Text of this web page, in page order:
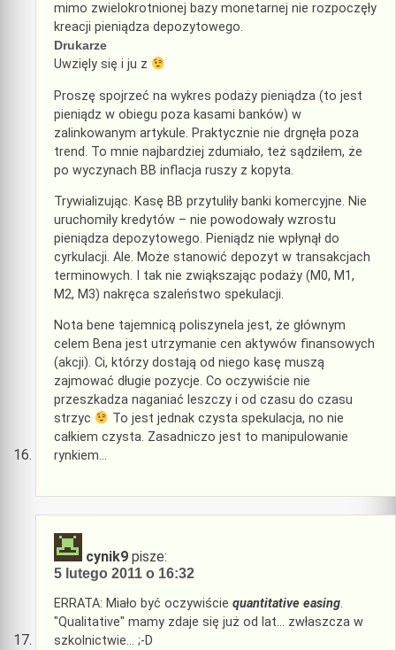
mimo zwielokrotnionej bazy monetarnej nie rozpoczęły
kreacji pieniądza depozytowego.
Drukarze
Uwzięly się i ju z
Proszę spojrzeć na wykres podaży pieniądza (to jest
pieniądz w obiegu poza kasami banków) w
zalinkowanym artykule. Praktycznie nie drgnęła poza
trend. To mnie najbardziej zdumiało, też sądziłem, że
po wyczynach BB inflacja ruszy z kopyta.
Trywializując. Kasę BB przytuliły banki komercyjne. Nie
uruchomiły kredytów – nie powodowały wzrostu
pieniądza depozytowego. Pieniądz nie wpłynął do
cyrkulacji. Ale. Może stanowić depozyt w transakcjach
terminowych. I tak nie zwiąkszając podaży (M0, M1,
M2, M3) nakręca szaleństwo spekulacji.
Nota bene tajemnicą poliszynela jest, że głównym
celem Bena jest utrzymanie cen aktywów finansowych
(akcji). Ci, którzy dostają od niego kasę muszą
zajmować długie pozycje. Co oczywiście nie
przeszkadza naganiać leszczy i od czasu do czasu
strzyc
To jest jednak czysta spekulacja, no nie
całkiem czysta. Zasadniczo jest to manipulowanie
rynkiem…
cynik9 pisze:
5 lutego 2011 o 16:32
ERRATA: Miało być oczywiście quantitative easing.
"Qualitative" mamy zdaje się już od lat… zwłaszcza w
szkolnictwie… ;-D